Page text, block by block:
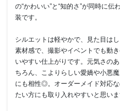
の“かわいい”と“知的さ”が同時に
装です。
シルエットは軽やかで、見た目は
素材感で、撮影やイベントでも動
いやすい仕上がりです。元気さの
ちろん、こよりらしい愛嬌や小悪
にも相性◎。オーダーメイド対応
たい方にも取り入れやすいと思いま